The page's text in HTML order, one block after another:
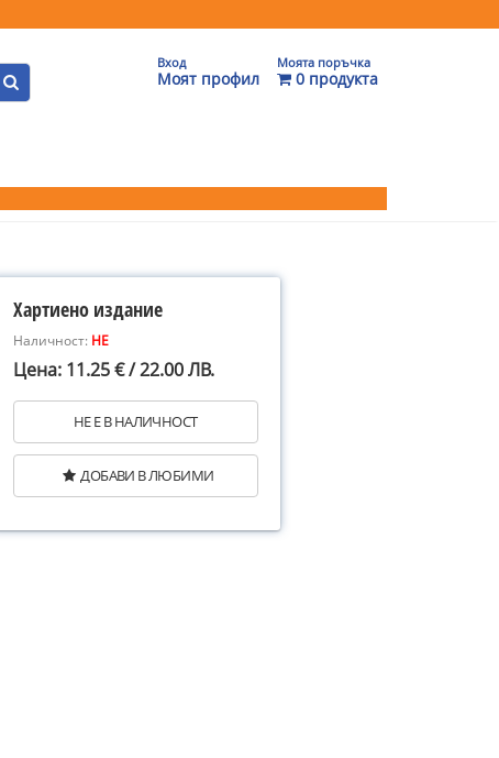
Вход
Моят профил
Моята поръчка
0 продукта
Хартиено издание
Наличност: НЕ
Цена: 11.25 € / 22.00 ЛВ.
НЕ Е В НАЛИЧНОСТ
ДОБАВИ В ЛЮБИМИ